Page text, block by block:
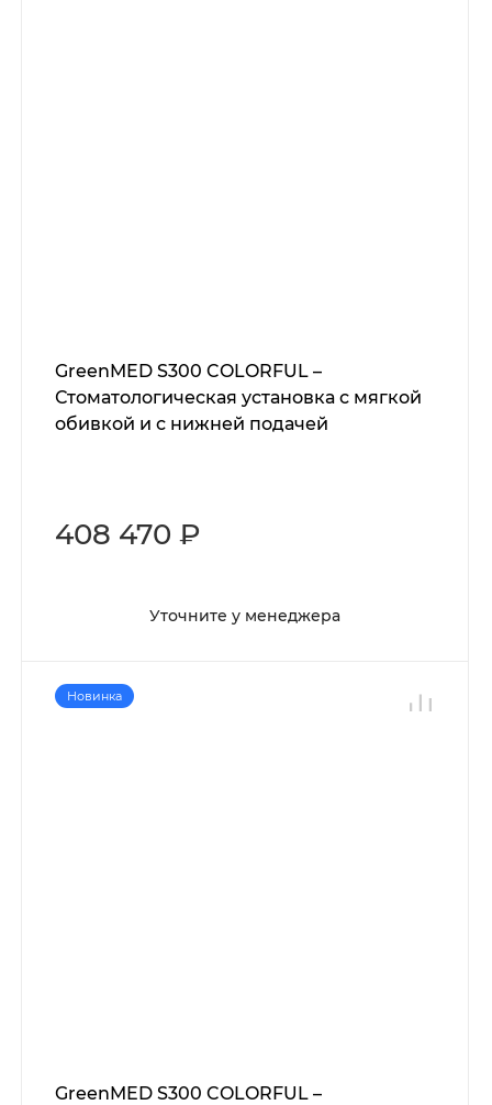
GreenMED S300 COLORFUL –
Стоматологическая установка с мягкой
обивкой и с нижней подачей
408 470 ₽
Уточните у менеджера
Новинка
GreenMED S300 COLORFUL –